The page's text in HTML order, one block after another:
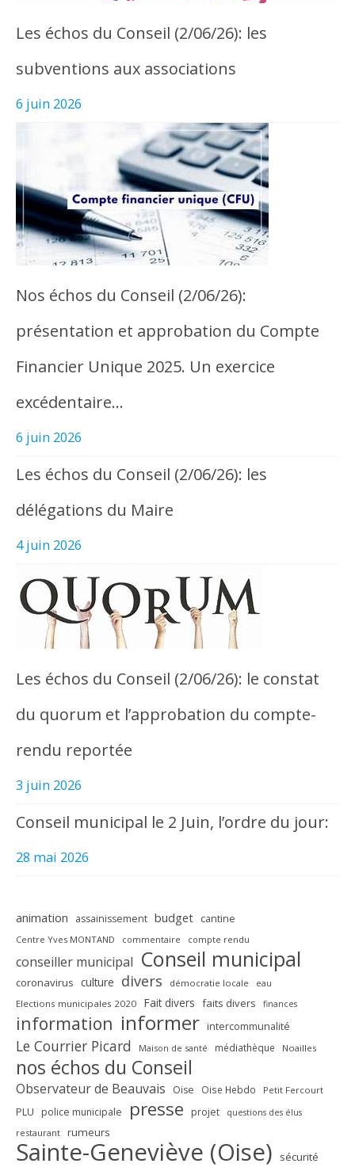
Les échos du Conseil (2/06/26): les
subventions aux associations
6 juin 2026
Nos échos du Conseil (2/06/26):
présentation et approbation du Compte
Financier Unique 2025. Un exercice
excédentaire…
6 juin 2026
Les échos du Conseil (2/06/26): les
délégations du Maire
4 juin 2026
Les échos du Conseil (2/06/26): le constat
du quorum et l’approbation du compte-
rendu reportée
3 juin 2026
Conseil municipal le 2 Juin, l’ordre du jour:
28 mai 2026
animation assainissement budget cantine
Centre Yves MONTAND commentaire compte rendu
conseiller municipal Conseil municipal
coronavirus culture divers démocratie locale eau
Elections municipales 2020 Fait divers faits divers finances
information informer intercommunalité
Le Courrier Picard Maison de santé médiathèque Noailles
nos échos du Conseil
Observateur de Beauvais Oise Oise Hebdo Petit Fercourt
PLU police municipale presse projet questions des élus
restaurant rumeurs
Sainte-Geneviève (Oise) sécurité